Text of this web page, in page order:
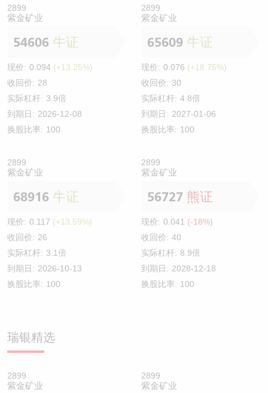
2899
紫金矿业
54606 牛证
现价: 0.094 (+13.25%)
收回价: 28
实际杠杆: 3.9倍
到期日: 2026-12-08
换股比率: 100
2899
紫金矿业
65609 牛证
现价: 0.076 (+18.75%)
收回价: 30
实际杠杆: 4.8倍
到期日: 2027-01-06
换股比率: 100
2899
紫金矿业
68916 牛证
现价: 0.117 (+13.59%)
收回价: 26
实际杠杆: 3.1倍
到期日: 2026-10-13
换股比率: 100
2899
紫金矿业
56727 熊证
现价: 0.041 (-18%)
收回价: 40
实际杠杆: 8.9倍
到期日: 2028-12-18
换股比率: 100
瑞银精选
2899
紫金矿业
2899
紫金矿业